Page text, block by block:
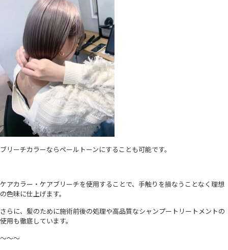
ブリーチカラーならペールトーンにすることも可能です。
ケアカラー・ケアブリーチを使用することで、手触りを損なうことなく理想
の色味に仕上げます。
さらに、髪のために施術前後の処理や高品質なシャンプートリートメントの
使用も徹底しています。
〜〜〜